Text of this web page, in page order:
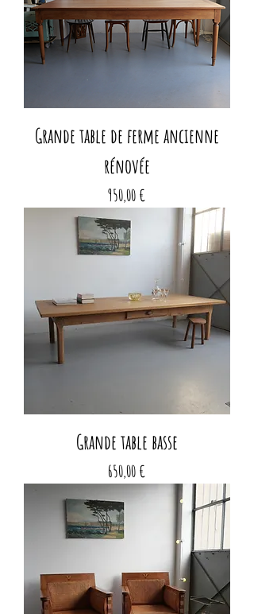
Grande table de ferme ancienne
rénovée
Prix
950,00 €
Grande table basse
Prix
650,00 €